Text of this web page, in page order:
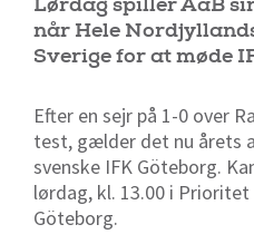
Lørdag spiller AaB
når Hele
Sverige for at møde
Efter en sejr på 1-0 over
test, gælder det nu årets
svenske IFK Göteborg.
lørdag, kl. 13.00 i Prioritet
Göteborg.